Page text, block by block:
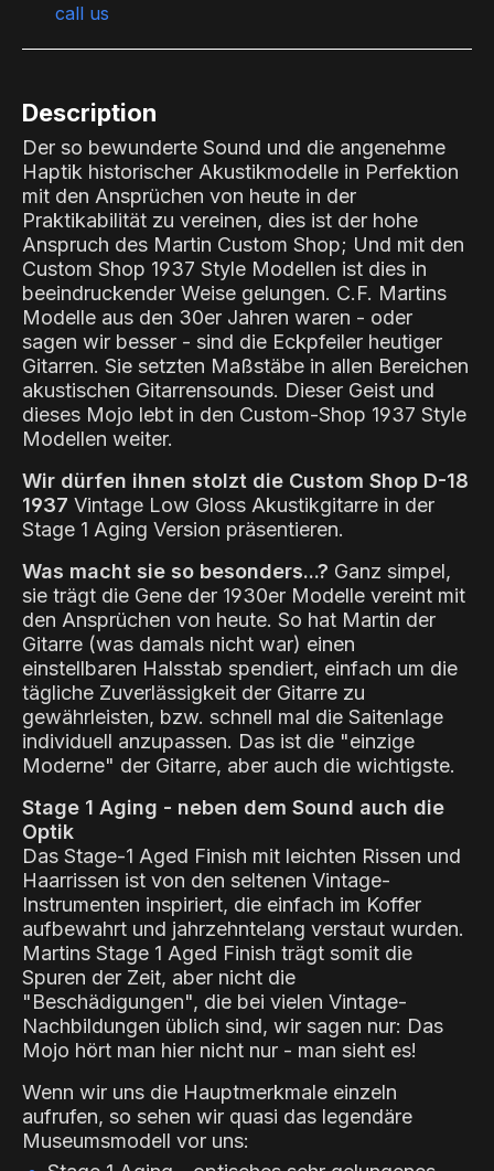
call us
Description
Der so bewunderte Sound und die angenehme
Haptik historischer Akustikmodelle in Perfektion
mit den Ansprüchen von heute in der
Praktikabilität zu vereinen, dies ist der hohe
Anspruch des Martin Custom Shop; Und mit den
Custom Shop 1937 Style Modellen ist dies in
beeindruckender Weise gelungen. C.F. Martins
Modelle aus den 30er Jahren waren - oder
sagen wir besser - sind die Eckpfeiler heutiger
Gitarren. Sie setzten Maßstäbe in allen Bereichen
akustischen Gitarrensounds. Dieser Geist und
dieses Mojo lebt in den Custom-Shop 1937 Style
Modellen weiter.
Wir dürfen ihnen stolzt die Custom Shop D-18
1937 Vintage Low Gloss Akustikgitarre in der
Stage 1 Aging Version präsentieren.
Was macht sie so besonders...? Ganz simpel,
sie trägt die Gene der 1930er Modelle vereint mit
den Ansprüchen von heute. So hat Martin der
Gitarre (was damals nicht war) einen
einstellbaren Halsstab spendiert, einfach um die
tägliche Zuverlässigkeit der Gitarre zu
gewährleisten, bzw. schnell mal die Saitenlage
individuell anzupassen. Das ist die "einzige
Moderne" der Gitarre, aber auch die wichtigste.
Stage 1 Aging - neben dem Sound auch die
Optik
Das Stage-1 Aged Finish mit leichten Rissen und
Haarrissen ist von den seltenen Vintage-
Instrumenten inspiriert, die einfach im Koffer
aufbewahrt und jahrzehntelang verstaut wurden.
Martins Stage 1 Aged Finish trägt somit die
Spuren der Zeit, aber nicht die
"Beschädigungen", die bei vielen Vintage-
Nachbildungen üblich sind, wir sagen nur: Das
Mojo hört man hier nicht nur - man sieht es!
Wenn wir uns die Hauptmerkmale einzeln
aufrufen, so sehen wir quasi das legendäre
Museumsmodell vor uns: